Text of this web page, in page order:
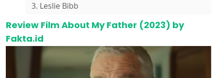
3. Leslie Bibb
Review Film About My Father (2023) by
Fakta.id